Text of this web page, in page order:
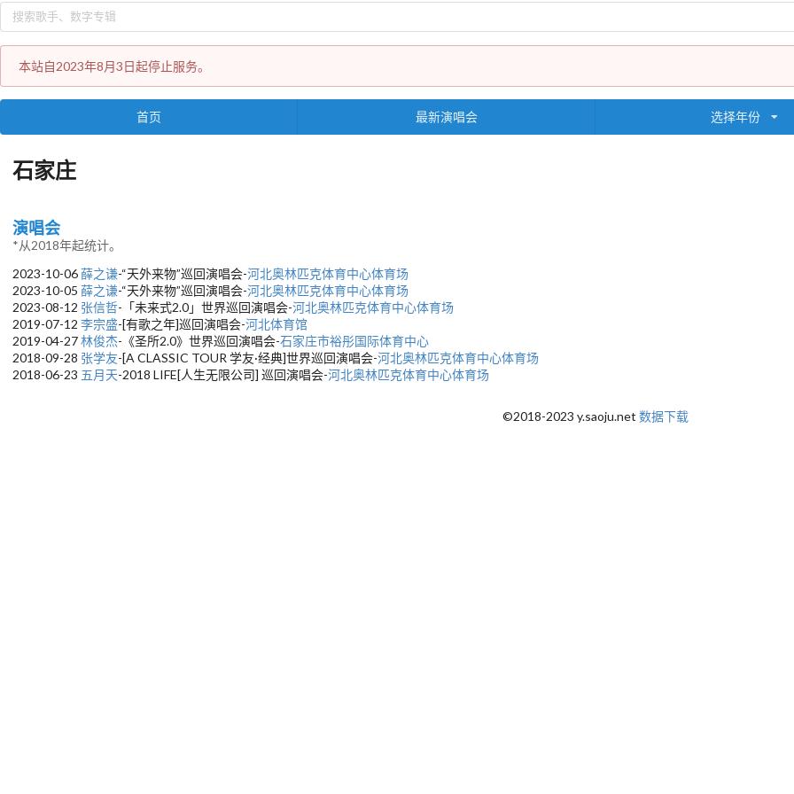
本站自2023年8月3日起停止服务。
首页 最新演唱会 选择年份
石家庄
演唱会
*从2018年起统计。
2023-10-06薛之谦-“天外来物”巡回演唱会-河北奥林匹克体育中心体育场
2023-10-05 薛之谦-“天外来物”巡回演唱会-河北奥林匹克体育中心体育场
2023-08-12 张信哲-「未来式2.0」世界巡回演唱会-河北奥林匹克体育中心体育场
2019-07-12 李宗盛-[有歌之年]巡回演唱会-河北体育馆
2019-04-27林俊杰-《圣所2.0》世界巡回演唱会-石家庄市裕彤国际体育中心
2018-09-28 张学友-[A CLASSIC TOUR 学友·经典]世界巡回演唱会-河北奥林匹克体育中心体育场
2018-06-23 五月天-2018 LIFE[人生无限公司] 巡回演唱会-河北奥林匹克体育中心体育场
©2018-2023 y.saoju.net 数据下载